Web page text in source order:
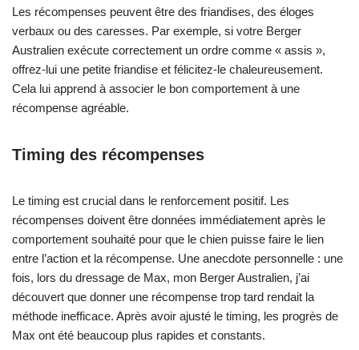
Les récompenses peuvent être des friandises, des éloges
verbaux ou des caresses. Par exemple, si votre Berger
Australien exécute correctement un ordre comme « assis »,
offrez-lui une petite friandise et félicitez-le chaleureusement.
Cela lui apprend à associer le bon comportement à une
récompense agréable.
Timing des récompenses
Le timing est crucial dans le renforcement positif. Les
récompenses doivent être données immédiatement après le
comportement souhaité pour que le chien puisse faire le lien
entre l’action et la récompense. Une anecdote personnelle : une
fois, lors du dressage de Max, mon Berger Australien, j’ai
découvert que donner une récompense trop tard rendait la
méthode inefficace. Après avoir ajusté le timing, les progrès de
Max ont été beaucoup plus rapides et constants.